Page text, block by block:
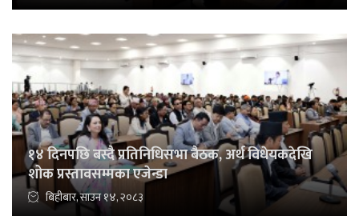
१४ दिनपछि बस्दै प्रतिनिधिसभा बैठक, अर्थ विधेयकदेखि
शोक प्रस्तावसम्मका एजेन्डा
बिहीबार, साउन १४, २०८३